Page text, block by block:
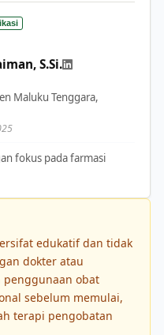
S.Si.
Maluku Tenggara,
fokus pada farmasi
edukatif dan tidak
dokter atau
penggunaan obat
sebelum memulai,
terapi pengobatan